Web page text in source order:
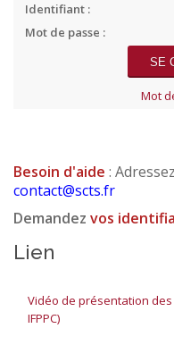
Identifiant :
Mot de passe :
Mot
Besoin d'aide :
contact@scts.fr
Demandez vos
Lien
Vidéo de présentation
IFPPC)